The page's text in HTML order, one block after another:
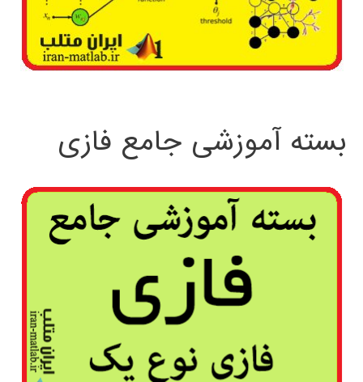
بسته آموزشی جامع فازی